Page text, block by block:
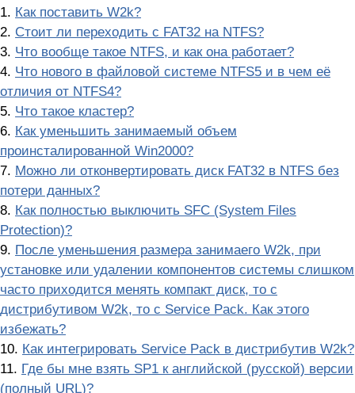
1. Как поставить W2k?
2. Стоит ли переходить с FAT32 на NTFS?
3. Что вообще такое NTFS, и как она работает?
4. Что нового в файловой системе NTFS5 и в чем её
отличия от NTFS4?
5. Что такое кластер?
6. Как уменьшить занимаемый объем
пpоинсталиpованной Win2000?
7. Можно ли отконвеpтировать диск FAT32 в NTFS без
потеpи данных?
8. Как полностью выключить SFC (System Files
Protection)?
9. После уменьшения размера занимаего W2k, при
установке или удалении компонентов системы слишком
часто приходится менять компакт диск, то с
дистрибутивом W2k, то с Service Pack. Как этого
избежать?
10. Как интегрировать Service Pack в дистрибутив W2k?
11. Где бы мне взять SP1 к английской (русской) версии
(полный URL)?